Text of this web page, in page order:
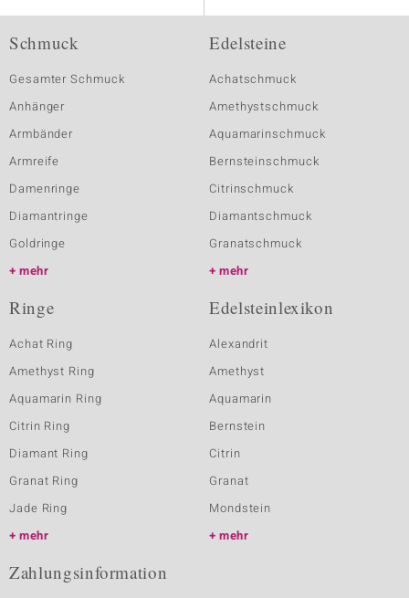
Schmuck
Gesamter Schmuck
Anhänger
Armbänder
Armreife
Damenringe
Diamantringe
Goldringe
mehr
Edelsteine
Achatschmuck
Amethystschmuck
Aquamarinschmuck
Bernsteinschmuck
Citrinschmuck
Diamantschmuck
Granatschmuck
mehr
Ringe
Achat Ring
Amethyst Ring
Aquamarin Ring
Citrin Ring
Diamant Ring
Granat Ring
Jade Ring
mehr
Edelsteinlexikon
Alexandrit
Amethyst
Aquamarin
Bernstein
Citrin
Granat
Mondstein
mehr
Zahlungsinformation